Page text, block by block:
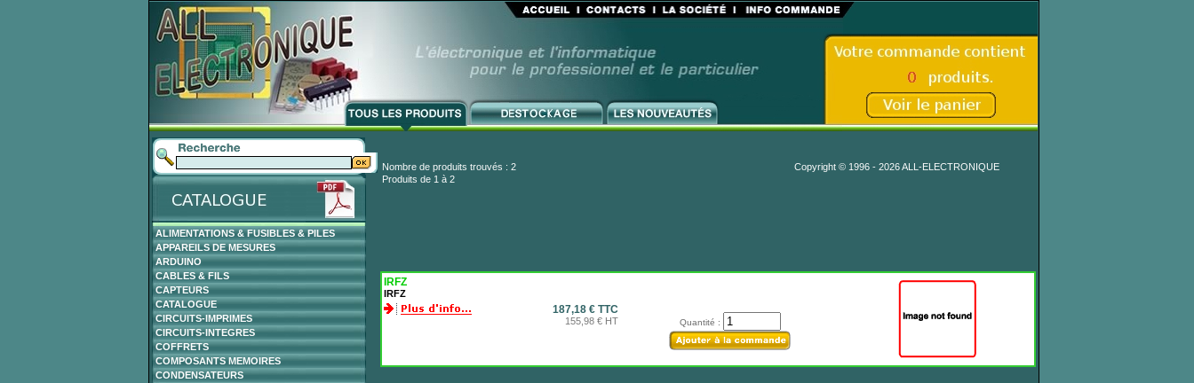
ALIMENTATIONS & FUSIBLES & PILES
APPAREILS DE MESURES
ARDUINO
CABLES & FILS
CAPTEURS
CATALOGUE
CIRCUITS-IMPRIMES
CIRCUITS-INTEGRES
COFFRETS
COMPOSANTS MEMOIRES
CONDENSATEURS
Nombre de produits trouvés : 2
Copyright © 1996 - 2026 ALL-ELECTRONIQUE
Produits de 1 à 2
IRFZ
IRFZ
187,18 € TTC
155,98 € HT Quantité :